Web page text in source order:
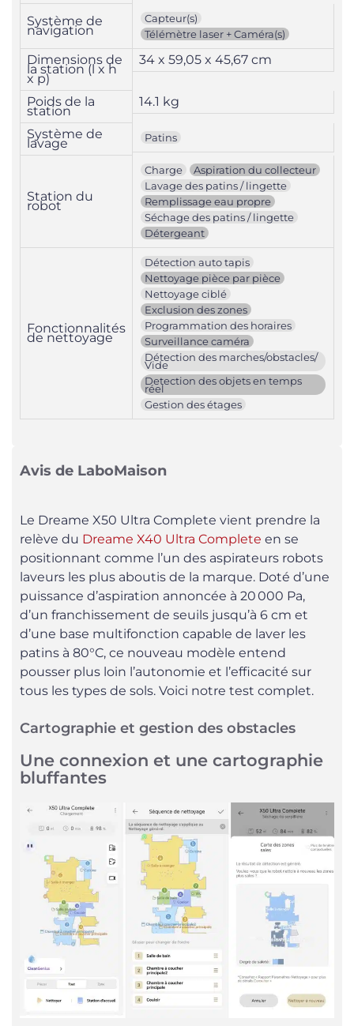
Système de
navigation
Capteur(s)
Télémètre laser + Caméra(s)
Dimensions de
la station (l x h
x p)
34 x 59,05 x 45,67 cm
Poids de la
station
14.1 kg
Système de
lavage Patins
Station du
robot
Charge
Aspiration du collecteur
Lavage des patins / lingette
Remplissage eau propre
Séchage des patins / lingette
Détergeant
Fonctionnalités
de nettoyage
Détection auto tapis
Nettoyage pièce par pièce
Nettoyage ciblé
Exclusion des zones
Programmation des horaires
Surveillance caméra
Détection des marches/obstacles/
Vide
Detection des objets en temps
réel
Gestion des étages
Avis de LaboMaison
Le Dreame X50 Ultra Complete vient prendre la
relève du Dreame X40 Ultra Complete en se
positionnant comme l’un des aspirateurs robots
laveurs les plus aboutis de la marque. Doté d’une
puissance d’aspiration annoncée à 20 000 Pa,
d’un franchissement de seuils jusqu’à 6 cm et
d’une base multifonction capable de laver les
patins à 80°C, ce nouveau modèle entend
pousser plus loin l’autonomie et l’efficacité sur
tous les types de sols. Voici notre test complet.
Cartographie et gestion des obstacles
Une connexion et une cartographie
bluffantes